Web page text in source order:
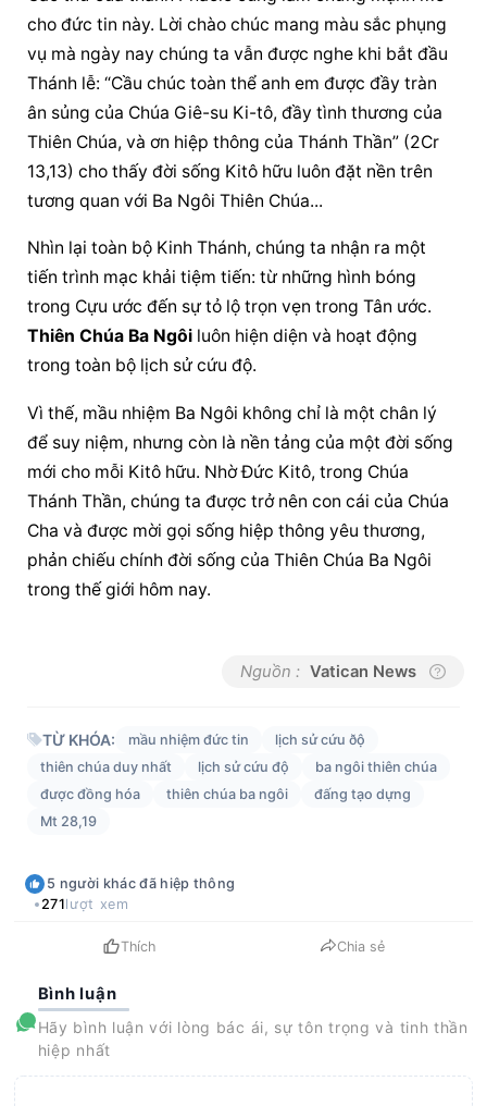
cho đức tin này. Lời chào chúc mang màu sắc phụng
vụ mà ngày nay chúng ta vẫn được nghe khi bắt đầu
Thánh lễ: “Cầu chúc toàn thể anh em được đầy tràn
ân sủng của Chúa Giê-su Ki-tô, đầy tình thương của
Thiên Chúa, và ơn hiệp thông của Thánh Thần” (2Cr
13,13) cho thấy đời sống Kitô hữu luôn đặt nền trên
tương quan với Ba Ngôi Thiên Chúa...
Nhìn lại toàn bộ Kinh Thánh, chúng ta nhận ra một
tiến trình mạc khải tiệm tiến: từ những hình bóng
Thiên Chúa Ba Ngôi luôn hiện diện và hoạt động
trong toàn bộ lịch sử cứu độ.
Vì thế, mầu nhiệm Ba Ngôi không chỉ là một chân lý
để suy niệm, nhưng còn là nền tảng của một đời sống
mới cho mỗi Kitô hữu. Nhờ Đức Kitô, trong Chúa
Thánh Thần, chúng ta được trở nên con cái của Chúa
Cha và được mời gọi sống hiệp thông yêu thương,
phản chiếu chính đời sống của Thiên Chúa Ba Ngôi
trong thế giới hôm nay.
Nguồn : Vatican News
TỪ KHÓA: mầu nhiệm đức tin
lịch sử cứu ðộ
thiên chúa duy nhất
lịch sử cứu độ
ba ngôi thiên chúa
được đồng hóa
thiên chúa ba ngôi
đấng tạo dựng
Mt 28,19
5 người khác đã hiệp thông
271lượt xem
Thích Chia sẻ
Bình luận
Hãy bình luận với lòng bác ái, sự tôn trọng và tinh thần
hiệp nhất